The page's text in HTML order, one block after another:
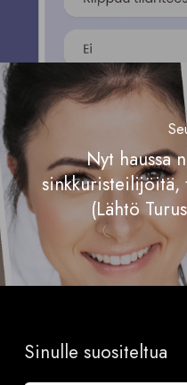
Nyt haussa
sinkkuristeilijöitä,
(Lähtö
Sinulle suositeltua